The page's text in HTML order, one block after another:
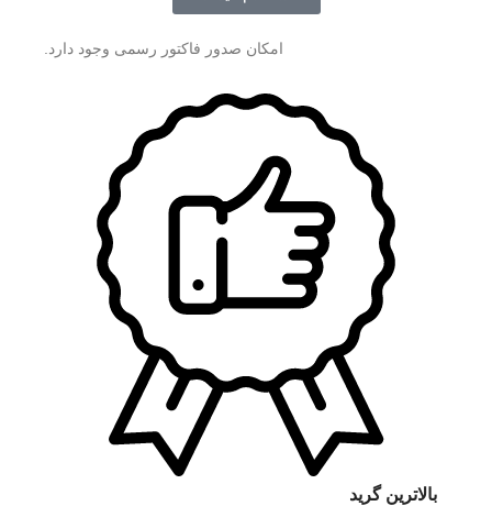
امکان صدور فاکتور رسمی وجود دارد.
بالاترین گرید